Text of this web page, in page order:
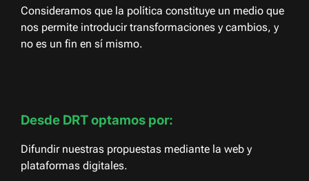
Consideramos que la política constituye un medio que
nos permite introducir transformaciones y cambios, y
no es un fin en sí mismo.
Desde DRT optamos por:
Difundir nuestras propuestas mediante la web y
plataformas digitales.